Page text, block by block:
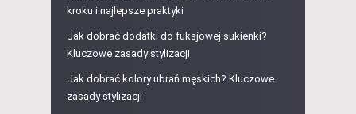
kroku i najlepsze praktyki
Jak dobrać dodatki do fuksjowej sukienki?
Kluczowe zasady stylizacji
Jak dobrać kolory ubrań męskich? Kluczowe
zasady stylizacji